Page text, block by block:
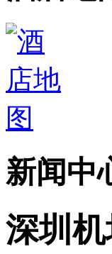
新闻中
深圳